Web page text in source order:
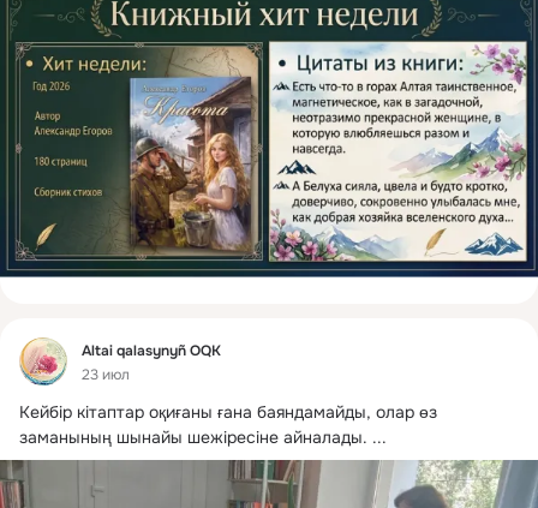
Фид
Altai qalasynyñ OQK
23 июл
Кейбір кітаптар оқиғаны ғана баяндамайды, олар өз
заманының шынайы шежіресіне айналады. ...